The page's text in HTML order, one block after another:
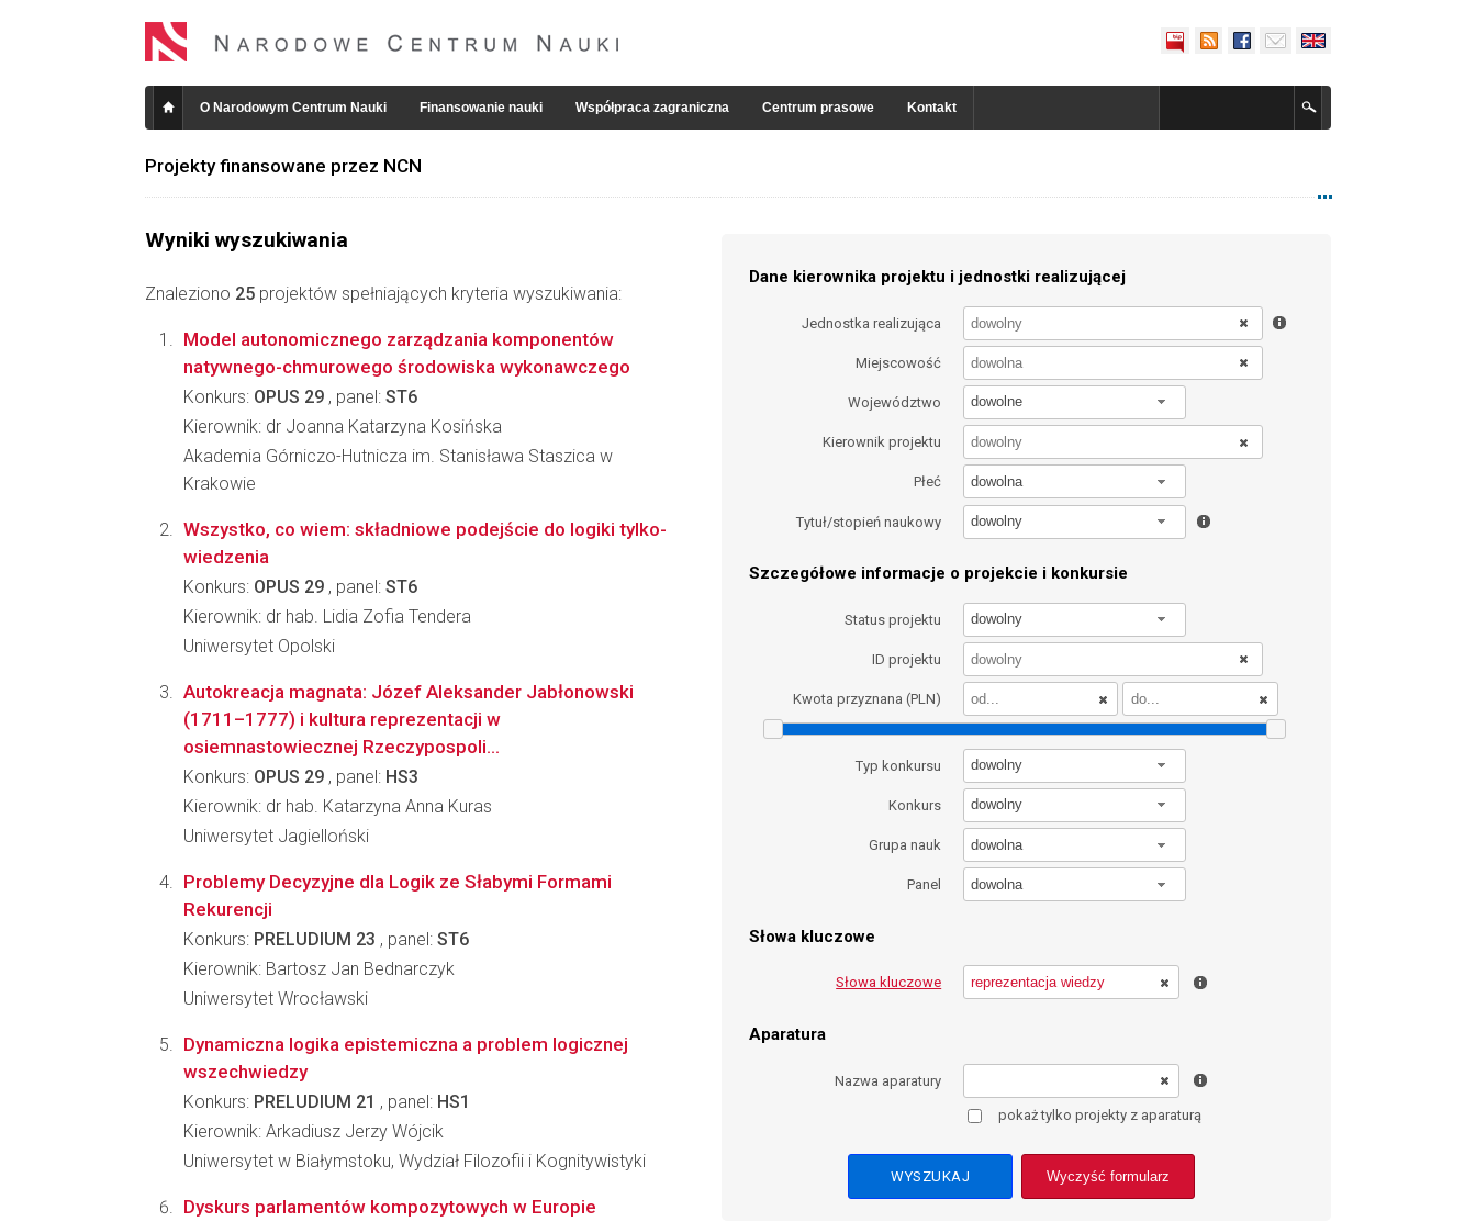
O Narodowym Centrum Nauki Finansowanie nauki Współpraca zagraniczna Centrum prasowe Kontakt
Projekty finansowane przez NCN
Wyniki wyszukiwania
Znaleziono 25 projektów spełniających kryteria wyszukiwania:
Dane kierownika projektu i jednostki realizującej
Jednostka realizująca
Miejscowość
Województwo dowolne
Kierownik projektu
Płeć dowolna
Tytuł/stopień naukowy dowolny
Szczegółowe informacje o projekcie i konkursie
Status projektu dowolny
ID projektu
Kwota przyznana (PLN)
Typ konkursu dowolny
Konkurs dowolny
Grupa nauk dowolna
Panel dowolna
Słowa kluczowe
Słowa kluczowe
Aparatura
Nazwa aparatury
pokaż tylko projekty z aparaturą
Wyczyść formularz
Model autonomicznego zarządzania komponentów
natywnego-chmurowego środowiska wykonawczego
Konkurs: OPUS 29 , panel: ST6
Kierownik: dr Joanna Katarzyna Kosińska
Akademia Górniczo-Hutnicza im. Stanisława Staszica w
Krakowie
Wszystko, co wiem: składniowe podejście do logiki tylko-
wiedzenia
Konkurs: OPUS 29 , panel: ST6
Kierownik: dr hab. Lidia Zofia Tendera
Uniwersytet Opolski
Autokreacja magnata: Józef Aleksander Jabłonowski
(1711–1777) i kultura reprezentacji w
osiemnastowiecznej Rzeczypospoli...
Konkurs: OPUS 29 , panel: HS3
Kierownik: dr hab. Katarzyna Anna Kuras
Uniwersytet Jagielloński
Problemy Decyzyjne dla Logik ze Słabymi Formami
Rekurencji
Konkurs: PRELUDIUM 23 , panel: ST6
Kierownik: Bartosz Jan Bednarczyk
Uniwersytet Wrocławski
Dynamiczna logika epistemiczna a problem logicznej
wszechwiedzy
Konkurs: PRELUDIUM 21 , panel: HS1
Kierownik: Arkadiusz Jerzy Wójcik
Uniwersytet w Białymstoku, Wydział Filozofii i Kognitywistyki
Dyskurs parlamentów kompozytowych w Europie